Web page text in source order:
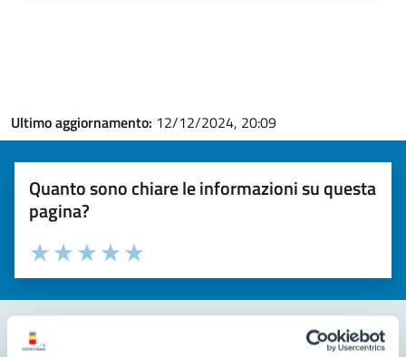
Ultimo aggiornamento: 12/12/2024, 20:09
Quanto sono chiare le informazioni su questa
pagina?
Valuta la chiarezza delle informazioni (da 1 a 5 stelle)
Seleziona il numero di stelle per valutare la chiarezza delle
Valuta 5 stelle su 5
Valuta 4 stelle su 5
Valuta 3 stelle su 5
Valuta 2 stelle su 5
Valuta 1 stelle su 5